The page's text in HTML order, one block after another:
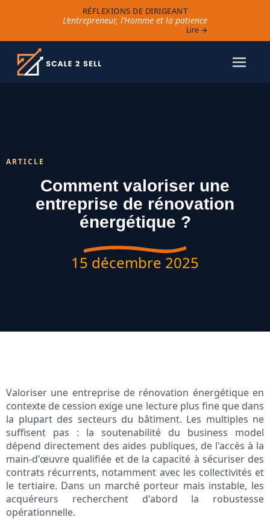
RÉFLEXIONS DE DIRIGEANT
L’entrepreneur, l’Homme et la patience
Lire →
ARTICLE
Comment valoriser une
entreprise de rénovation
énergétique ?
15 décembre 2025
Valoriser une entreprise de rénovation énergétique en
contexte de cession exige une lecture plus fine que dans
la plupart des secteurs du bâtiment. Les multiples ne
suffisent pas : la soutenabilité du business model
dépend directement des aides publiques, de l'accès à la
main-d'œuvre qualifiée et de la capacité à sécuriser des
contrats récurrents, notamment avec les collectivités et
le tertiaire. Dans un marché porteur mais instable, les
acquéreurs recherchent d'abord la robustesse
opérationnelle.